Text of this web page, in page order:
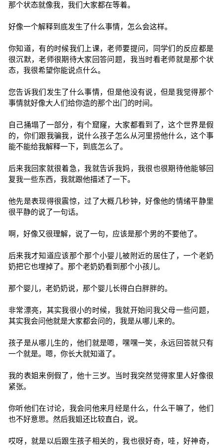
那个状态就像我，我们大家都在等着。
好像一个解释到底发生了什么事情，怎么会这样。
你知道，有的时候我们上课，老师要提问，同学们的反应都是
很沉默，老师很期待大家回答问题，我当时看老师就是那个状
态，我很希望你能说点什么。
您告诉我们发生了什么事情，但是他没有说，但是我觉得那个
事情就好像大人们给你造的那个出门的时间。
自己捅塌了一部分，有个窟窿，大家都看到了，这个世界是假
的，你们跟我骗我，说什么孩子怎么从河里捞他什么，这个事
能不能给我解释一下，到底怎么了。
后来我回家就很着急，我就告诉我妈，我很也很期待他能够回
复我一些东西，我就跟他描述了一下。
他先是表现得很震惊，过了大概几秒钟，好像他的情绪平静里
很平静的说了一句话。
啊，好像又很理解，说了一句，应该是那个男的不要他了。
后来我才知道应该那个那个小婴儿被附近的居住了，一个老奶
奶把它也埋掉了。那个老奶奶看到那个小孩儿。
那个婴儿，老奶奶说，那个婴儿长得白白胖胖的。
非常漂亮，其实我很小的时候，我就开始问我父母一些问题，
其实我会问他就是大家都会问的，我是从哪儿来的。
孩子是从哪儿生的，他们就是嗯，嘿嘿一笑，永远回答就只有
一个就是。嗯，你长大就知道了。
我的表姐来例假了，他十三岁。当时我突然觉得家里人好像很
紧张。
你听他们在讨论，我会问他来月经是什么，什么干嘛了，他们
也不好意思。然后我姐还比较直白，说。
哎呀，就是以后跟生孩子相关的，我也很好奇，哇，好神奇，